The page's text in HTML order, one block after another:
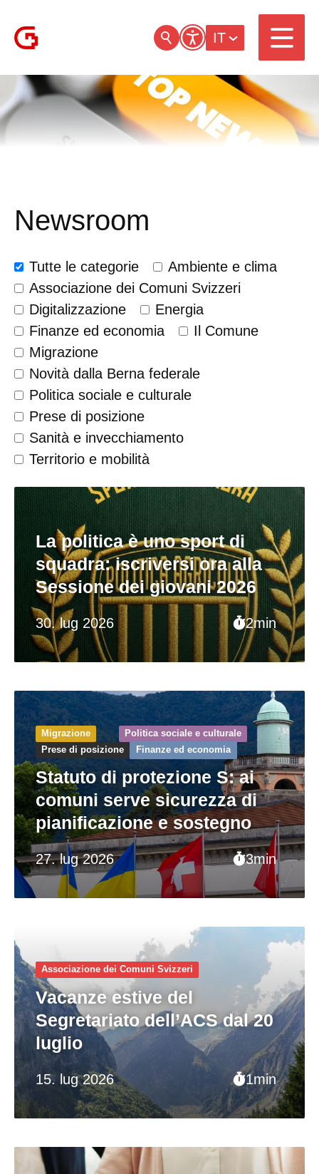
IT
Newsroom
Tutte le categorie
Ambiente e clima
Associazione dei Comuni Svizzeri
Digitalizzazione
Energia
Finanze ed economia
Il Comune
Migrazione
Novità dalla Berna federale
Politica sociale e culturale
Prese di posizione
Sanità e invecchiamento
Territorio e mobilità
30. lug 2026 2min
La politica è uno sport di
squadra: iscriversi ora alla
Sessione dei giovani 2026
27. lug 2026 3min
Migrazione
Politica sociale e culturale
Prese di posizione
Finanze ed economia
Statuto di protezione S: ai
comuni serve sicurezza di
pianificazione e sostegno
15. lug 2026 1min
Associazione dei Comuni Svizzeri
Vacanze estive del
Segretariato dell’ACS dal 20
luglio